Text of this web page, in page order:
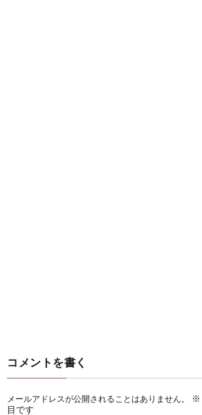
コメントを書く
メールアドレスが公開されることはありません。 ※
目です